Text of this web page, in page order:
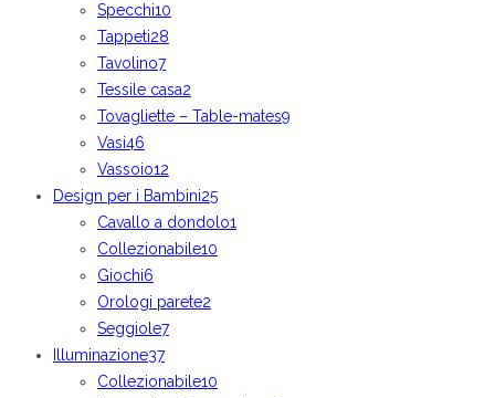
Specchi10
Tappeti28
Tavolino7
Tessile casa2
Tovagliette – Table-mates9
Vasi46
Vassoio12
Design per i Bambini25
Cavallo a dondolo1
Collezionabile10
Giochi6
Orologi parete2
Seggiole7
Illuminazione37
Collezionabile10